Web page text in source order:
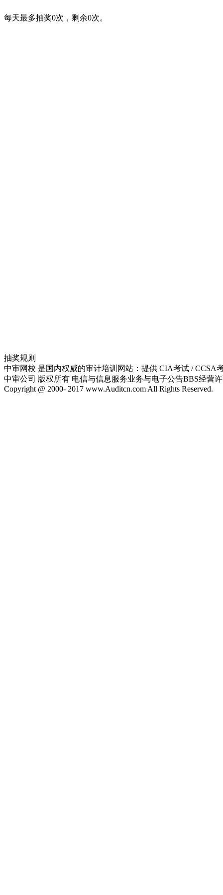
每天最多抽奖0次， 剩余0次。
抽奖规则
中审网校 是国内权威的审计培训网站：提供 CIA考试 / CCSA
中审公司 版权所有 电信与信息服务业务与电子公告BBS经营许
Copyright @ 2000- 2017 www.Auditcn.com All Rights Reserved.